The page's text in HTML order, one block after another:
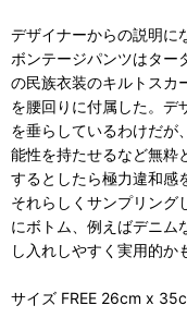
デザイナーからの説明に
ボンテージパンツはター
の民族衣装のキルトスカ
を腰回りに付属した。デ
を垂らしているわけだが
能性を持たせるなど無粋
するとしたら極力違和感
それらしくサンプリング
にボトム、例えばデニム
し入れしやすく実用的か
サイズ FREE 26cm x